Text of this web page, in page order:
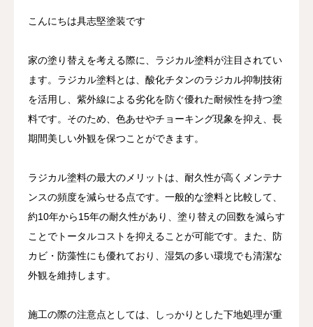
こんにちは具志堅塗装です
家の塗り替えを考える際に、ラジカル塗料が注目されてい
ます。ラジカル塗料とは、酸化チタンのラジカル抑制技術
を活用し、紫外線による劣化を防ぐ優れた耐候性を持つ塗
料です。そのため、色あせやチョーキング現象を抑え、長
期間美しい外観を保つことができます。
ラジカル塗料の最大のメリットは、耐久性が高くメンテナ
ンスの頻度を減らせる点です。一般的な塗料と比較して、
約10年から15年の耐久性があり、塗り替えの回数を減らす
ことでトータルコストを抑えることが可能です。また、防
カビ・防藻性にも優れており、湿気の多い環境でも清潔な
外観を維持します。
施工の際の注意点としては、しっかりとした下地処理が重